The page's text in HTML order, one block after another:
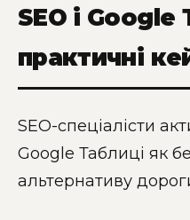
SEO і Google
практичні
SEO-спеціалісти
Google Таблиці як
альтернативу